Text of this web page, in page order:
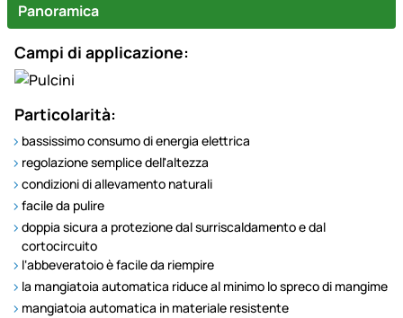
Panoramica
Campi di applicazione:
Particolarità:
bassissimo consumo di energia elettrica
regolazione semplice dell'altezza
condizioni di allevamento naturali
facile da pulire
doppia sicura a protezione dal surriscaldamento e dal
cortocircuito
l‘abbeveratoio è facile da riempire
la mangiatoia automatica riduce al minimo lo spreco di mangime
mangiatoia automatica in materiale resistente